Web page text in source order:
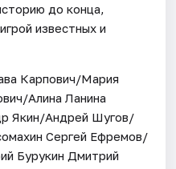
до конца,
известных и
Карпович/Мария
Алина Ланина
Якин/Андрей Шугов/
Сергей Ефремов/
Бурукин Дмитрий